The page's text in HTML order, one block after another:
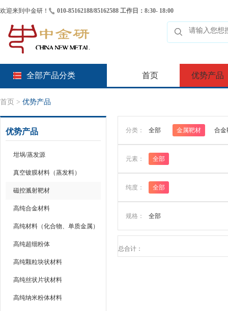
欢迎来到中金研！ 010-85162188/85162588 工作日：8:30- 18:00
全部产品分类 首页 优势产品
首页 > 优势产品
优势产品
坩埚/蒸发源
真空镀膜材料（蒸发料）
磁控溅射靶材
高纯合金材料
高纯材料（化合物、单质金属）
高纯超细粉体
高纯颗粒块状材料
高纯丝状片状材料
高纯纳米粉体材料
分类： 全部 金属靶材 合金
元素： 全部
纯度： 全部
规格： 全部
总合计：